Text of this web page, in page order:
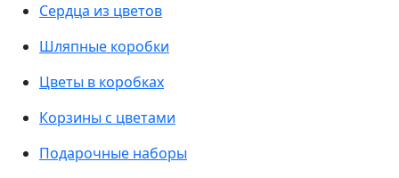
Сердца из цветов
Шляпные коробки
Цветы в коробках
Корзины с цветами
Подарочные наборы